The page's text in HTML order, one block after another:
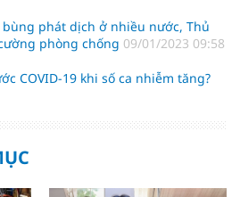
bùng phát dịch ở nhiều nước, Thủ
phòng chống 09/01/2023 09:58
COVID-19 khi số ca nhiễm tăng?